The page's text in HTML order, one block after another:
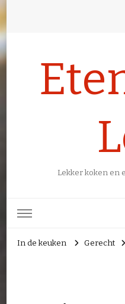
Lekker koken en
In de keuken Gerecht